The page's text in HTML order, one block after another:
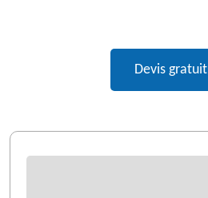
Devis gratuit